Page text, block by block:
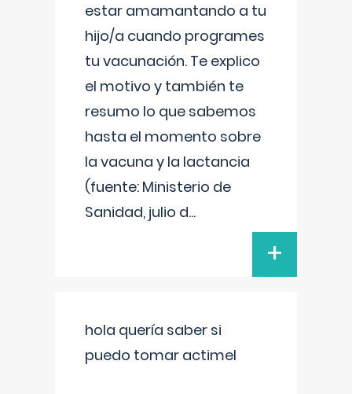
estar amamantando a tu
hijo/a cuando programes
tu vacunación. Te explico
el motivo y también te
resumo lo que sabemos
hasta el momento sobre
la vacuna y la lactancia
(fuente: Ministerio de
Sanidad, julio d...
+
hola quería saber si
puedo tomar actimel